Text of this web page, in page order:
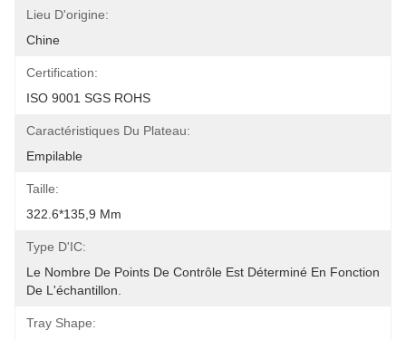
Lieu D'origine:
Chine
Certification:
ISO 9001 SGS ROHS
Caractéristiques Du Plateau:
Empilable
Taille:
322.6*135,9 Mm
Type D'IC:
Le Nombre De Points De Contrôle Est Déterminé En Fonction
De L'échantillon.
Tray Shape: